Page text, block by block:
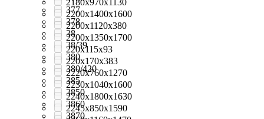
377
378
38
38/39
380
380/420
385
3850
3860
3870
2200x1400x1600
2200х1120х380
2200х1350х1700
220х115х93
220х170х383
2220х760х1270
2230x1040x1600
2240x1800x1630
2245x850x1590